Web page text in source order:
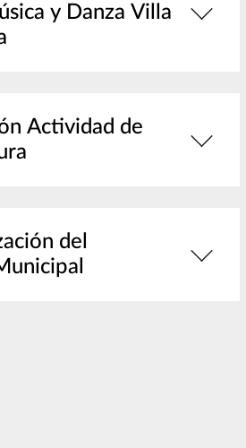
y Danza Villa
Actividad de
del